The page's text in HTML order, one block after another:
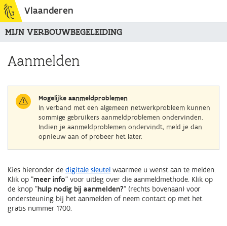
Vlaanderen
MIJN VERBOUWBEGELEIDING
Aanmelden
Mogelijke aanmeldproblemen
In verband met een algemeen netwerkprobleem kunnen
sommige gebruikers aanmeldproblemen ondervinden.
Indien je aanmeldproblemen ondervindt, meld je dan
opnieuw aan of probeer het later.
Kies hieronder de digitale sleutel waarmee u wenst aan te melden.
Klik op "meer info" voor uitleg over die aanmeldmethode. Klik op
de knop "hulp nodig bij aanmelden?" (rechts bovenaan) voor
ondersteuning bij het aanmelden of neem contact op met het
gratis nummer 1700.